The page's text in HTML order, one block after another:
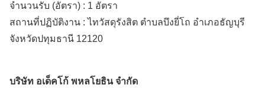
จำนวนรับ (อัตรา) : 1 อัตรา
สถานที่ปฏิบัติงาน :ไทวัสดุรังสิต ตำบลบึงยี่โถ อำเภอธัญบุรี
จังหวัดปทุมธานี 12120
บริษัท อเด็คโก้ พหลโยธิน จำกัด